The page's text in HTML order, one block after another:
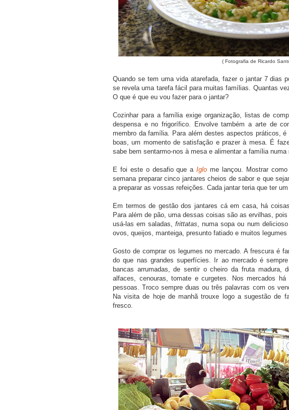
( Fotografia de Ricardo
Quando se tem uma vida atarefada, fazer o jantar 7 dias
se revela uma tarefa fácil para muitas famílias. Quantas
O que é que eu vou fazer para o jantar?
Cozinhar para a família exige organização, listas de
despensa e no frigorífico. Envolve também a arte de
membro da família. Para além destes aspectos práticos,
boas, um momento de satisfação e prazer à mesa. É
sabe bem sentarmo-nos à mesa e alimentar a família numa
E foi este o desafio que aIglo me lançou. Mostrar
semana preparar cinco jantares cheios de sabor e que
a preparar as vossas refeições. Cada jantar teria que ter
Em termos de gestão dos jantares cá em casa, há
Para além de pão, uma dessas coisas são as ervilhas,
usá-las em saladas,frittatas , numa sopa ou num
ovos, queijos, manteiga, presunto fatiado e muitos legumes
Gosto de comprar os legumes no mercado. A frescura é
do que nas grandes superfícies. Ir ao mercado é
bancas arrumadas, de sentir o cheiro da fruta madura,
alfaces, cenouras, tomate e curgetes. Nos mercados
pessoas. Troco sempre duas ou três palavras com os
Na visita de hoje de manhã trouxe logo a sugestão de
fresco.
COMPRAR LIVRO COMPRAR LIVRO